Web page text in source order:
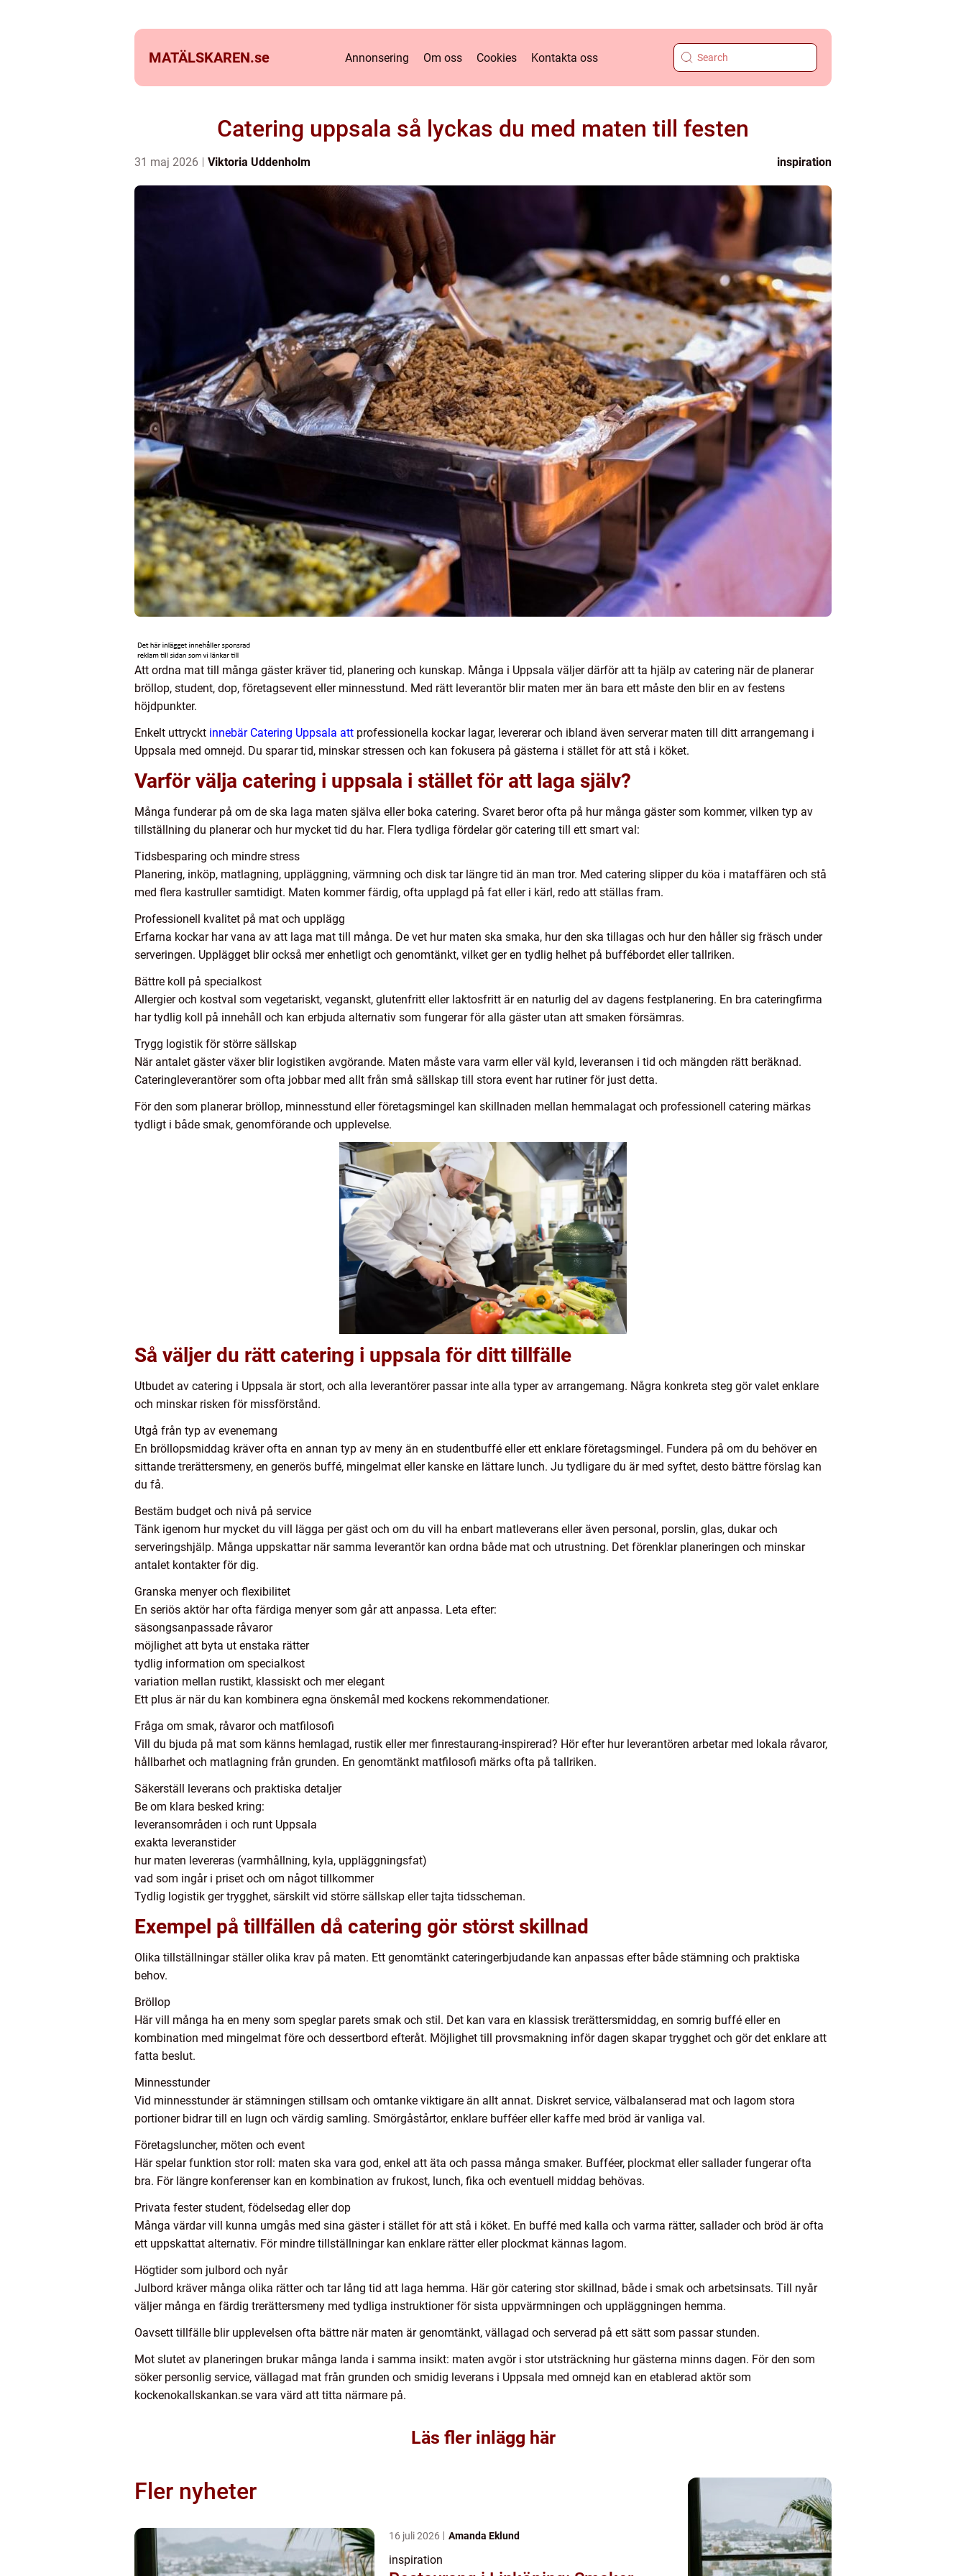
MATÄLSKAREN.se Annonsering Om oss Cookies Kontakta oss
Catering uppsala så lyckas du med maten till festen
31 maj 2026 Viktoria Uddenholm inspiration
Att ordna mat till många gäster kräver tid, planering och kunskap. Många i Uppsala väljer därför att ta hjälp av catering när de planerar
bröllop, student, dop, företagsevent eller minnesstund. Med rätt leverantör blir maten mer än bara ett måste den blir en av festens
höjdpunkter.
Enkelt uttryckt innebär Catering Uppsala att professionella kockar lagar, levererar och ibland även serverar maten till ditt arrangemang i
Uppsala med omnejd. Du sparar tid, minskar stressen och kan fokusera på gästerna i stället för att stå i köket.
Varför välja catering i uppsala i stället för att laga själv?
Många funderar på om de ska laga maten själva eller boka catering. Svaret beror ofta på hur många gäster som kommer, vilken typ av
tillställning du planerar och hur mycket tid du har. Flera tydliga fördelar gör catering till ett smart val:
Tidsbesparing och mindre stress
Planering, inköp, matlagning, uppläggning, värmning och disk tar längre tid än man tror. Med catering slipper du köa i mataffären och stå
med flera kastruller samtidigt. Maten kommer färdig, ofta upplagd på fat eller i kärl, redo att ställas fram.
Professionell kvalitet på mat och upplägg
Erfarna kockar har vana av att laga mat till många. De vet hur maten ska smaka, hur den ska tillagas och hur den håller sig fräsch under
serveringen. Upplägget blir också mer enhetligt och genomtänkt, vilket ger en tydlig helhet på buffébordet eller tallriken.
Bättre koll på specialkost
Allergier och kostval som vegetariskt, veganskt, glutenfritt eller laktosfritt är en naturlig del av dagens festplanering. En bra cateringfirma
har tydlig koll på innehåll och kan erbjuda alternativ som fungerar för alla gäster utan att smaken försämras.
Trygg logistik för större sällskap
När antalet gäster växer blir logistiken avgörande. Maten måste vara varm eller väl kyld, leveransen i tid och mängden rätt beräknad.
Cateringleverantörer som ofta jobbar med allt från små sällskap till stora event har rutiner för just detta.
För den som planerar bröllop, minnesstund eller företagsmingel kan skillnaden mellan hemmalagat och professionell catering märkas
tydligt i både smak, genomförande och upplevelse.
Så väljer du rätt catering i uppsala för ditt tillfälle
Utbudet av catering i Uppsala är stort, och alla leverantörer passar inte alla typer av arrangemang. Några konkreta steg gör valet enklare
och minskar risken för missförstånd.
Utgå från typ av evenemang
En bröllopsmiddag kräver ofta en annan typ av meny än en studentbuffé eller ett enklare företagsmingel. Fundera på om du behöver en
sittande trerättersmeny, en generös buffé, mingelmat eller kanske en lättare lunch. Ju tydligare du är med syftet, desto bättre förslag kan
du få.
Bestäm budget och nivå på service
Tänk igenom hur mycket du vill lägga per gäst och om du vill ha enbart matleverans eller även personal, porslin, glas, dukar och
serveringshjälp. Många uppskattar när samma leverantör kan ordna både mat och utrustning. Det förenklar planeringen och minskar
antalet kontakter för dig.
Granska menyer och flexibilitet
En seriös aktör har ofta färdiga menyer som går att anpassa. Leta efter:
säsongsanpassade råvaror
möjlighet att byta ut enstaka rätter
tydlig information om specialkost
variation mellan rustikt, klassiskt och mer elegant
Ett plus är när du kan kombinera egna önskemål med kockens rekommendationer.
Fråga om smak, råvaror och matfilosofi
Vill du bjuda på mat som känns hemlagad, rustik eller mer finrestaurang-inspirerad? Hör efter hur leverantören arbetar med lokala råvaror,
hållbarhet och matlagning från grunden. En genomtänkt matfilosofi märks ofta på tallriken.
Säkerställ leverans och praktiska detaljer
Be om klara besked kring:
leveransområden i och runt Uppsala
exakta leveranstider
hur maten levereras (varmhållning, kyla, uppläggningsfat)
vad som ingår i priset och om något tillkommer
Tydlig logistik ger trygghet, särskilt vid större sällskap eller tajta tidsscheman.
Exempel på tillfällen då catering gör störst skillnad
Olika tillställningar ställer olika krav på maten. Ett genomtänkt cateringerbjudande kan anpassas efter både stämning och praktiska
behov.
Bröllop
Här vill många ha en meny som speglar parets smak och stil. Det kan vara en klassisk trerättersmiddag, en somrig buffé eller en
kombination med mingelmat före och dessertbord efteråt. Möjlighet till provsmakning inför dagen skapar trygghet och gör det enklare att
fatta beslut.
Minnesstunder
Vid minnesstunder är stämningen stillsam och omtanke viktigare än allt annat. Diskret service, välbalanserad mat och lagom stora
portioner bidrar till en lugn och värdig samling. Smörgåstårtor, enklare bufféer eller kaffe med bröd är vanliga val.
Företagsluncher, möten och event
Här spelar funktion stor roll: maten ska vara god, enkel att äta och passa många smaker. Bufféer, plockmat eller sallader fungerar ofta
bra. För längre konferenser kan en kombination av frukost, lunch, fika och eventuell middag behövas.
Privata fester student, födelsedag eller dop
Många värdar vill kunna umgås med sina gäster i stället för att stå i köket. En buffé med kalla och varma rätter, sallader och bröd är ofta
ett uppskattat alternativ. För mindre tillställningar kan enklare rätter eller plockmat kännas lagom.
Högtider som julbord och nyår
Julbord kräver många olika rätter och tar lång tid att laga hemma. Här gör catering stor skillnad, både i smak och arbetsinsats. Till nyår
väljer många en färdig trerättersmeny med tydliga instruktioner för sista uppvärmningen och uppläggningen hemma.
Oavsett tillfälle blir upplevelsen ofta bättre när maten är genomtänkt, vällagad och serverad på ett sätt som passar stunden.
Mot slutet av planeringen brukar många landa i samma insikt: maten avgör i stor utsträckning hur gästerna minns dagen. För den som
söker personlig service, vällagad mat från grunden och smidig leverans i Uppsala med omnejd kan en etablerad aktör som
kockenokallskankan.se vara värd att titta närmare på.
Läs fler inlägg här
Fler nyheter
16 juli 2026 Amanda Eklund
inspiration